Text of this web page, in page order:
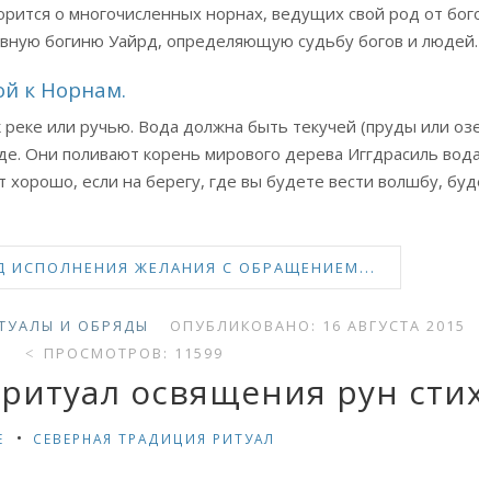
о многочисленных норнах, ведущих свой род от
богиню Уайрд, определяющую судьбу богов и людей.
к Норнам.
или ручью. Вода должна быть текучей (пруды или
Они поливают корень мирового дерева Иггдрасиль
если на берегу, где вы будете вести волшбу,
ИСПОЛНЕНИЯ ЖЕЛАНИЯ С ОБРАЩЕНИЕМ...
И ОБРЯДЫ ОПУБЛИКОВАНО: 16 АВГУСТА 2015
ПРОСМОТРОВ: 11599
освящения рун
СЕВЕРНАЯ ТРАДИЦИЯ РИТУАЛ